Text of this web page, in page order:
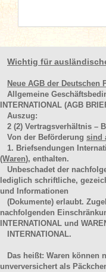
Wichtig für
Neue AGB der Deutschen
Allgemeine
INTERNATIONAL (AGB
Auszug:
2 (2) Vertragsverhältnis –
Von der Beförderung sind
1. Briefsendungen
(Waren), enthalten.
Unbeschadet der
lediglich schriftliche,
und Informationen
(Dokumente) erlaubt.
nachfolgenden
INTERNATIONAL und
INTERNATIONAL.
Das heißt: Waren können
unverversichert als